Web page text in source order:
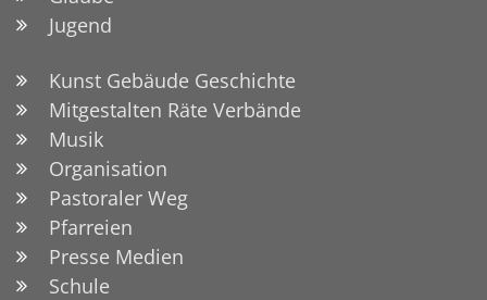
Jugend
Kunst Gebäude Geschichte
Mitgestalten Räte Verbände
Musik
Organisation
Pastoraler Weg
Pfarreien
Presse Medien
Schule